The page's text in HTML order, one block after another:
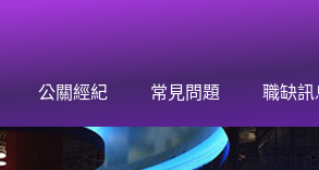
公關經紀 常見問題 職缺訊